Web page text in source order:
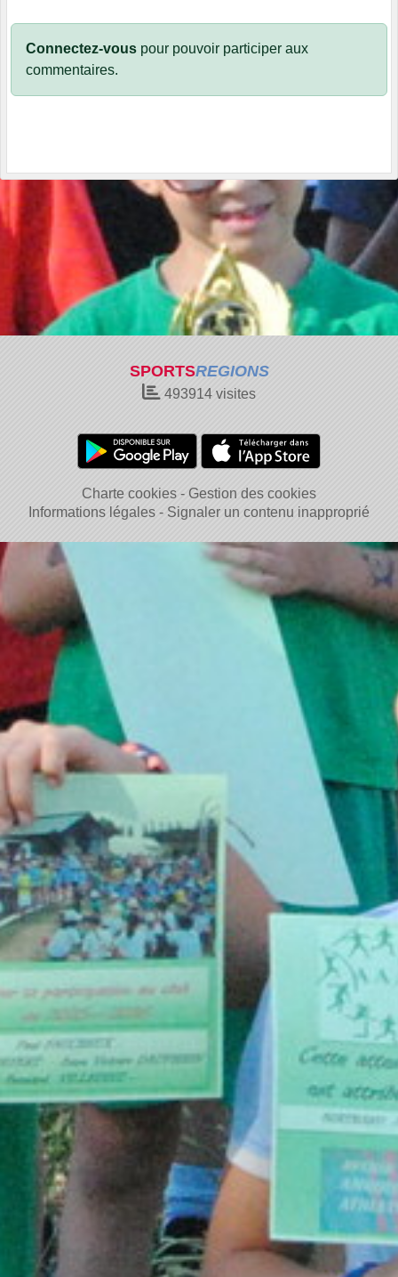
Connectez-vous pour pouvoir participer aux
commentaires.
SPORTSREGIONS
493914 visites
Charte cookies
Gestion des cookies
Informations légales
Signaler un contenu inapproprié